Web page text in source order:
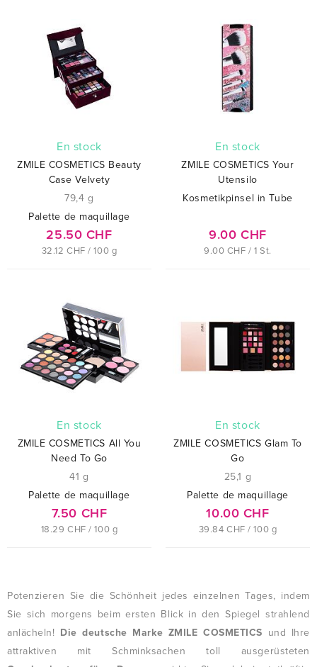
En stock
ZMILE COSMETICS Beauty
Case Velvety
79,4 g
Palette de maquillage
25.50 CHF
32.12 CHF / 100 g
En stock
ZMILE COSMETICS Your
Utensilo
Kosmetikpinsel in Tube
9.00 CHF
9.00 CHF / 1 St.
En stock
ZMILE COSMETICS All You
Need To Go
41 g
Palette de maquillage
7.50 CHF
18.29 CHF / 100 g
En stock
ZMILE COSMETICS Glam To
Go
25,1 g
Palette de maquillage
10.00 CHF
39.84 CHF / 100 g
Potenzieren Sie die Schönheit jedes einzelnen Tages, indem
Sie sich morgens beim ersten Blick in den Spiegel strahlend
anlächeln! Die deutsche Marke ZMILE COSMETICS und Ihre
attraktiven mit Schminksachen toll ausgerüsteten